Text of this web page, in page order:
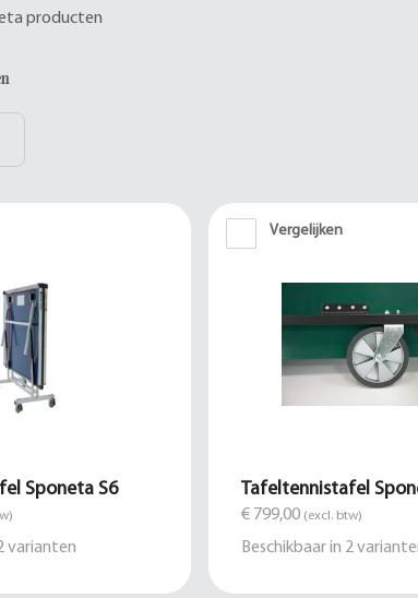
producten
Sponeta S6
varianten
Vergelijken
Tafeltennistafel
€ 799,00 (excl. btw)
Beschikbaar in 2